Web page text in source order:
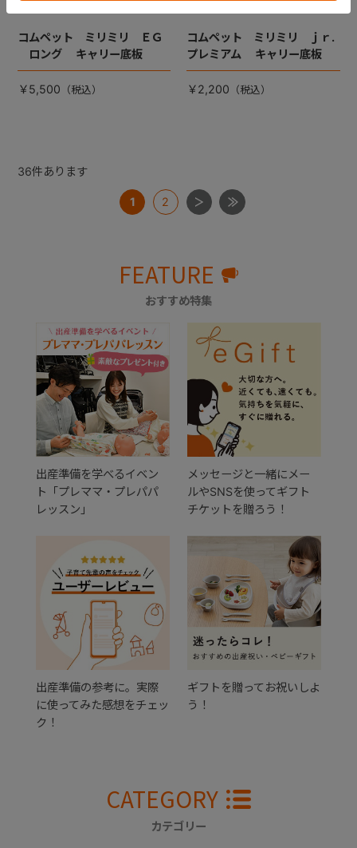
コムペット ミリミリ ＥＧ
ロング キャリー底板
￥5,500
コムペット ミリミリ ｊｒ.
プレミアム キャリー底板
￥2,200
36件あります
1 2
FEATURE
おすすめ特集
出産準備を学べるイベン
ト「プレママ・プレパパ
レッスン」
メッセージと一緒にメー
ルやSNSを使ってギフト
チケットを贈ろう！
出産準備の参考に。実際
に使ってみた感想をチェッ
ク！
ギフトを贈ってお祝いしよ
う！
CATEGORY
カテゴリー